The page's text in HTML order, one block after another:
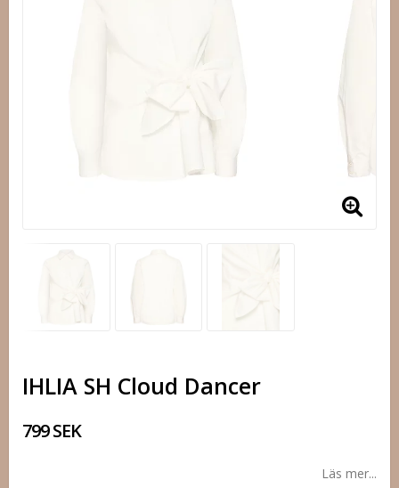
IHLIA SH Cloud Dancer
799 SEK
Läs mer...